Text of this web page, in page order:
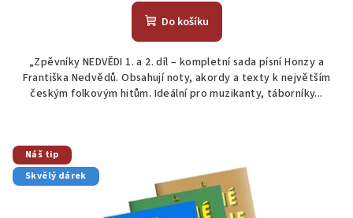
produktu
z
5
hvězdiček.
Do košíku
„Zpěvníky NEDVĚDI 1. a 2. díl – kompletní sada písní Honzy a
Františka Nedvědů. Obsahují noty, akordy a texty k největším
českým folkovým hitům. Ideální pro muzikanty, táborníky...
Náš tip
Skvělý dárek